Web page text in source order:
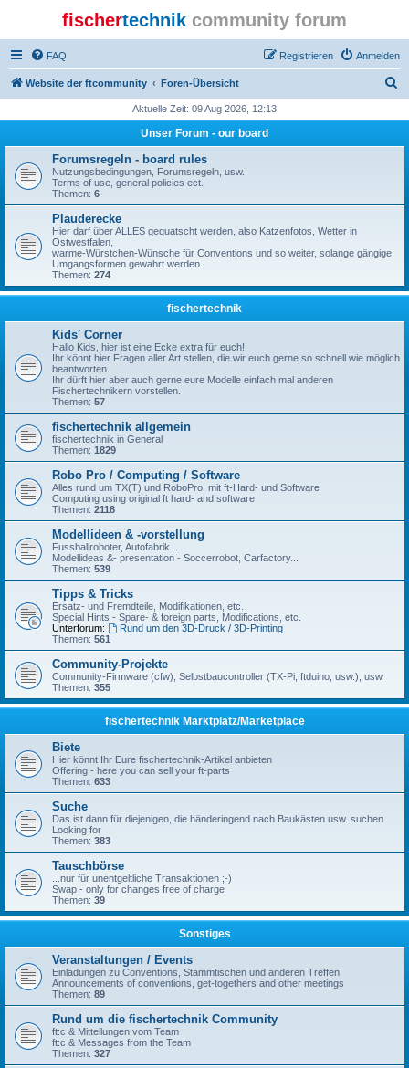
fischertechnik community forum
FAQ Anmelden
Registrieren
Website der ftcommunity Foren-Übersicht
h
Aktuelle Zeit: 09 Aug 2026, 12:13
Unser Forum - our board
Forumsregeln - board rules
Nutzungsbedingungen, Forumsregeln, usw.
Terms of use, general policies ect.
Themen: 6
Plauderecke
Hier darf über ALLES gequatscht werden, also Katzenfotos, Wetter in
Ostwestfalen,
warme-Würstchen-Wünsche für Conventions und so weiter, solange gängige
Umgangsformen gewahrt werden.
Themen: 274
fischertechnik
Kids' Corner
Hallo Kids, hier ist eine Ecke extra für euch!
Ihr könnt hier Fragen aller Art stellen, die wir euch gerne so schnell wie möglich
beantworten.
Ihr dürft hier aber auch gerne eure Modelle einfach mal anderen
Fischertechnikern vorstellen.
Themen: 57
fischertechnik allgemein
fischertechnik in General
Themen: 1829
Robo Pro / Computing / Software
Alles rund um TX(T) und RoboPro, mit ft-Hard- und Software
Computing using original ft hard- and software
Themen: 2118
Modellideen & -vorstellung
Fussballroboter, Autofabrik...
Modellideas &- presentation - Soccerrobot, Carfactory...
Themen: 539
Tipps & Tricks
Ersatz- und Fremdteile, Modifikationen, etc.
Special Hints - Spare- & foreign parts, Modifications, etc.
Unterforum:
Rund um den 3D-Druck / 3D-Printing
Themen: 561
Community-Projekte
Community-Firmware (cfw), Selbstbaucontroller (TX-Pi, ftduino, usw.), usw.
Themen: 355
fischertechnik Marktplatz/Marketplace
Biete
Hier könnt Ihr Eure fischertechnik-Artikel anbieten
Offering - here you can sell your ft-parts
Themen: 633
Suche
Das ist dann für diejenigen, die händeringend nach Baukästen usw. suchen
Looking for
Themen: 383
Tauschbörse
...nur für unentgeltliche Transaktionen ;-)
Swap - only for changes free of charge
Themen: 39
Sonstiges
Veranstaltungen / Events
Einladungen zu Conventions, Stammtischen und anderen Treffen
Announcements of conventions, get-togethers and other meetings
Themen: 89
Rund um die fischertechnik Community
ft:c & Mitteilungen vom Team
ft:c & Messages from the Team
Themen: 327